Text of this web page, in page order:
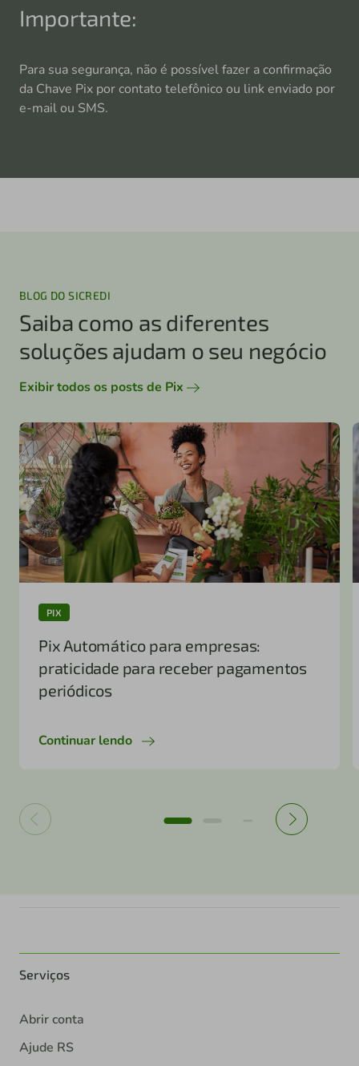
Importante:
Para sua segurança, não é possível fazer a confirmação
da Chave Pix por contato telefônico ou link enviado por
e-mail ou SMS.
BLOG DO SICREDI
Saiba como as diferentes
soluções ajudam o seu negócio
Exibir todos os posts de Pix
PIX
Pix Automático para empresas:
praticidade para receber pagamentos
periódicos
Continuar lendo
Serviços
Abrir conta
Ajude RS